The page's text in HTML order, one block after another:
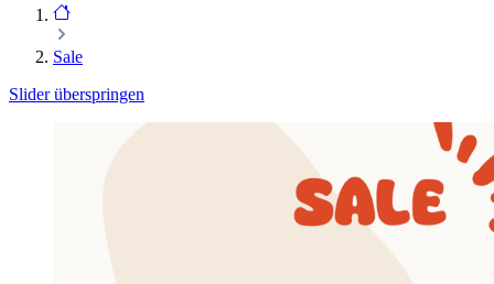
Sale
Slider überspringen